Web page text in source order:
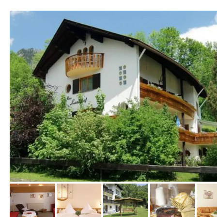
vom Hotelier, März 2012